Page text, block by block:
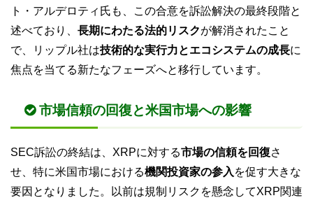
ト・アルデロティ氏も、この合意を訴訟解決の最終段階と
述べており、 長期にわたる法的リスクが解消されたこと
で、リップル社は技術的な実行力とエコシステムの成長に
焦点を当てる新たなフェーズへと移行しています。
市場信頼の回復と米国市場への影響
SEC訴訟の終結は、XRPに対する市場の信頼を回復さ
せ、特に米国市場における機関投資家の参入 を促す大きな
要因となりました。以前は規制リスクを懸念してXRP関連